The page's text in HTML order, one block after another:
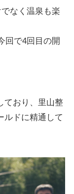
なく温泉も楽
回で4回目の開
ており、里山整
ルドに精通して